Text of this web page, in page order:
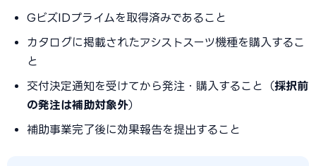
GビズIDプライムを取得済みであること
カタログに掲載されたアシストスーツ機種を購入するこ
と
交付決定通知を受けてから発注・購入すること（採択前
の発注は補助対象外）
補助事業完了後に効果報告を提出すること